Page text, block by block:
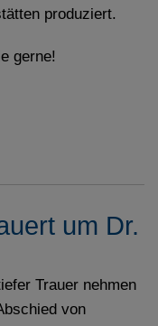
produziert.
gerne!
um Dr.
Trauer nehmen
von